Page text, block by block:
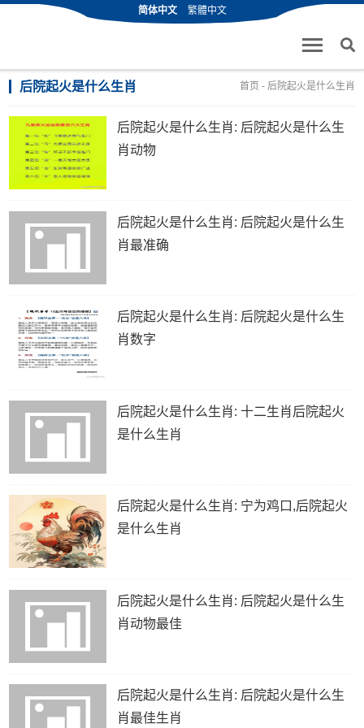
简体中文 繁體中文
后院起火是什么生肖 首页 - 后院起火是什么生肖
后院起火是什么生肖: 后院起火是什么生
肖动物
后院起火是什么生肖: 后院起火是什么生
肖最准确
后院起火是什么生肖: 后院起火是什么生
肖数字
后院起火是什么生肖: 十二生肖后院起火
是什么生肖
后院起火是什么生肖: 宁为鸡口,后院起火
是什么生肖
后院起火是什么生肖: 后院起火是什么生
肖动物最佳
后院起火是什么生肖: 后院起火是什么生
肖最佳生肖